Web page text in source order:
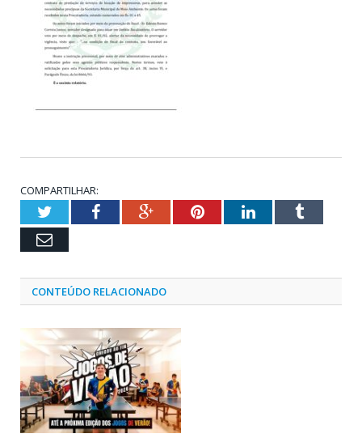
COMPARTILHAR:
TwitterFacebookGoogle+PinterestLinkedInTumblr
Email
CONTEÚDO RELACIONADO